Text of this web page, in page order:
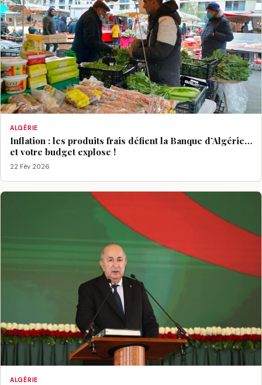
ALGÉRIE
Inflation : les produits frais défient la Banque d’Algérie…
et votre budget explose !
22 Fév 2026
ALGÉRIE